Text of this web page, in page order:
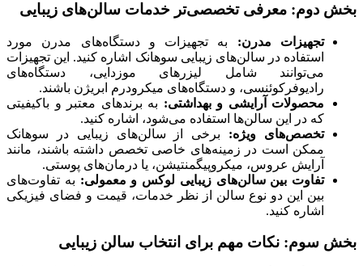
بخش دوم: معرفی تخصصی‌تر خدمات سالن‌های زیبایی
تجهیزات مدرن: به تجهیزات و دستگاه‌های مدرن مورد
استفاده در سالن‌های زیبایی سوهانک اشاره کنید. این تجهیزات
می‌توانند شامل لیزرهای موزدایی، دستگاه‌های
رادیوفرکوئنسی، و دستگاه‌های میکرودرم ابریژن باشند.
محصولات آرایشی و بهداشتی: به برندهای معتبر و باکیفیتی
که در این سالن‌ها استفاده می‌شود، اشاره کنید.
تخصص‌های ویژه: برخی از سالن‌های زیبایی در سوهانک
ممکن است در زمینه‌های خاصی تخصص داشته باشند، مانند
آرایش عروس، میکروپیگمنتیشن، یا درمان‌های پوستی.
تفاوت بین سالن‌های زیبایی لوکس و معمولی: به تفاوت‌های
بین این دو نوع سالن از نظر خدمات، قیمت و فضای فیزیکی
اشاره کنید.
بخش سوم: نکات مهم برای انتخاب سالن زیبایی